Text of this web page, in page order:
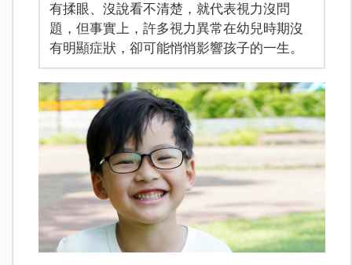
有揉眼、沒說看不清楚，就代表視力沒問
題，但事實上，許多視力異常在幼兒時期沒
有明顯症狀，卻可能悄悄影響孩子的一生。